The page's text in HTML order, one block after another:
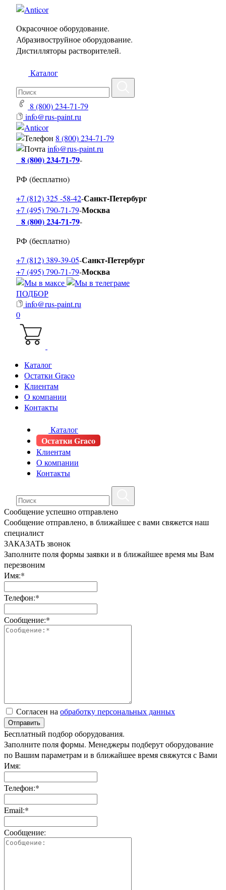
Окрасочное оборудование.
Абразивоструйное оборудование.
Дистилляторы растворителей.
Каталог
8 (800) 234-71-79
info@rus-paint.ru
8 (800) 234-71-79
info@rus-paint.ru
8 (800) 234-71-79-
РФ (бесплатно)
+7 (812) 325 -58-42-Санкт-Петербург
+7 (495) 790-71-79-Москва
8 (800) 234-71-79-
РФ (бесплатно)
+7 (812) 389-39-05-Санкт-Петербург
+7 (495) 790-71-79-Москва
ПОДБОР
info@rus-paint.ru
0
Каталог
Остатки Graco
Клиентам
О компании
Контакты
Каталог
Остатки Graco
Клиентам
О компании
Контакты
Сообщение успешно отправлено
Сообщение отправлено, в ближайшее с вами свяжется наш
специалист
ЗАКАЗАТЬ звонок
Заполните поля формы заявки и в ближайшее время мы Вам
перезвоним
Имя:*
Телефон:*
Сообщение:*
Согласен на обработку персональных данных
Отправить
Бесплатный подбор оборудования.
Заполните поля формы. Менеджеры подберут оборудование
по Вашим параметрам и в ближайшее время свяжутся с Вами
Имя:
Телефон:*
Email:*
Сообщение: